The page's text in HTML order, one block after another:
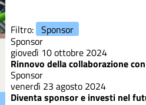
Filtro: Sponsor
Sponsor
giovedì 10 ottobre 2024
Rinnovo della collaborazione con
Sponsor
venerdì 23 agosto 2024
Diventa sponsor e investi nel
Coppa
Europa
Corsi